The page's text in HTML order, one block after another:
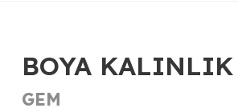
BOYA
GEM